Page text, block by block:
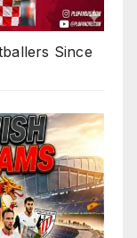
Since